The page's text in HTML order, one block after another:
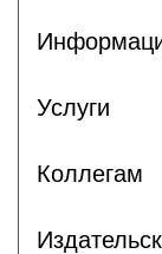
Услуги
Коллегам